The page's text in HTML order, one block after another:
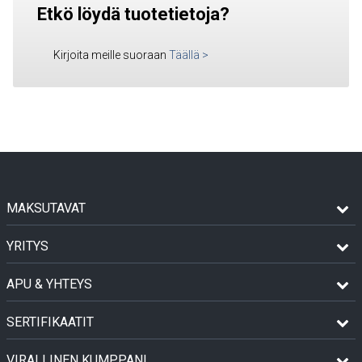
Etkö löydä tuotetietoja?
Kirjoita meille suoraan Täällä >
MAKSUTAVAT
YRITYS
APU & YHTEYS
SERTIFIKAATIT